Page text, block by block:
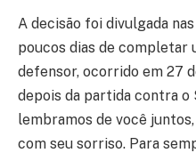
A decisão foi divulgada
poucos dias de completar
defensor, ocorrido em 27
depois da partida contra o
lembramos de você
com seu sorriso. Para